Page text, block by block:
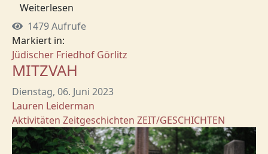
Weiterlesen
1479 Aufrufe
Markiert in:
Jüdischer Friedhof Görlitz
MITZVAH
Dienstag, 06. Juni 2023
Lauren Leiderman
Aktivitäten Zeitgeschichten ZEIT/GESCHICHTEN